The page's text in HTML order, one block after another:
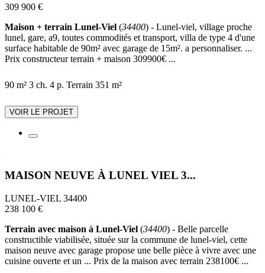
309 900 €
Maison + terrain Lunel-Viel (34400) - Lunel-viel, village proche
lunel, gare, a9, toutes commodités et transport, villa de type 4 d'une
surface habitable de 90m² avec garage de 15m². a personnaliser. ...
Prix constructeur terrain + maison 309900€ ...
90 m² 3 ch. 4 p. Terrain 351 m²
VOIR LE PROJET
MAISON NEUVE À LUNEL VIEL 3...
LUNEL-VIEL 34400
238 100 €
Terrain avec maison à Lunel-Viel (34400) - Belle parcelle
constructible viabilisée, située sur la commune de lunel-viel, cette
maison neuve avec garage propose une belle pièce à vivre avec une
cuisine ouverte et un ... Prix de la maison avec terrain 238100€ ...